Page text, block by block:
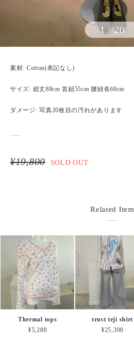
1 /20
素材: Cotton(表記なし)
サイズ: 総丈88cm 首紐55cm 腰紐各68cm
ダメージ: 写真20枚目の汚れがあります
¥19,800 SOLD OUT
Related Item
Thermal tops
¥5,280
trust teji shirt
¥25,300